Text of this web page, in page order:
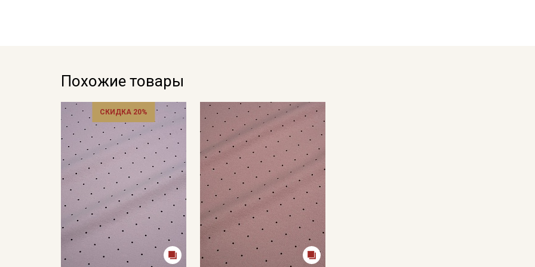
Похожие товары
СКИДКА 20%
Секретная рассылка от
Мы публикуем здесь дополнительные
промокоды и скидки до 30% на узкие
Электронная почта